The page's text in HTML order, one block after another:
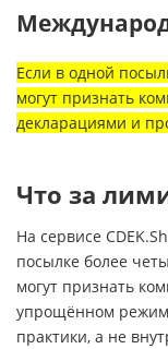
Если в одной
могут признать
декларациями и
Что за
На сервисе
посылке более
могут признать
упрощённом
практики, а не